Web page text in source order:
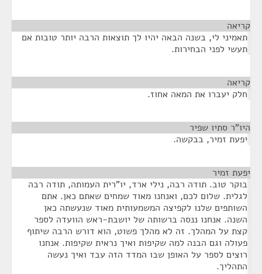
קריאה
תאמיני לי, בשנה הבאה יהיו לך תוצאות הרבה יותר טובות אם
תעשי לפני הבחירות.
קריאה
חלק יעברו את המאה אחוז.
היו"ר סתיו שפיר
יפעת זמיר, בבקשה.
יפעת זמיר
בוקר טוב. תודה רבה, נילי ארד, יו"רית העמותה, תודה רבה
לגלית. שלום לכם, ואנחנו מאוד שמחים שאתם כאן. אתם
השותפים שלנו לקפיצה המשמעותית מאוד שנעשתה כאן
השנה. אנחנו ננסה ברשותה של יושבת-ראש הוועדה לספר
קצת על המהלך. זה לא מהלך פשוט, הוא דורש הרבה שיתוף
פעולה וגם הבנה למה שקיפות ואיך נראית שקיפות. אנחנו
רוצים לספר על האופן שבו המדד הזה עבד ואיך נעשה
התהליך.